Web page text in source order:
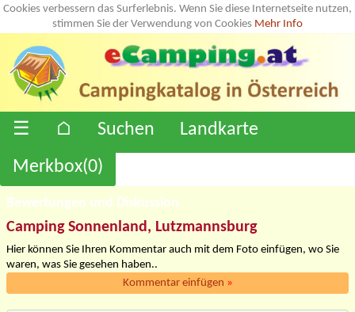
Cookies verbessern das Surferlebnis. Wenn Sie diese Internetseite nutzen,
stimmen Sie der Verwendung von Cookies Mehr Info
☰ ⌂ Suchen
Landkarte
Merkbox(0)
Bewertungen und Diskussion
Camping Sonnenland, Lutzmannsburg
Hier können Sie Ihren Kommentar auch mit dem Foto einfügen, wo Sie
waren, was Sie gesehen haben..
Kommentar einfügen »